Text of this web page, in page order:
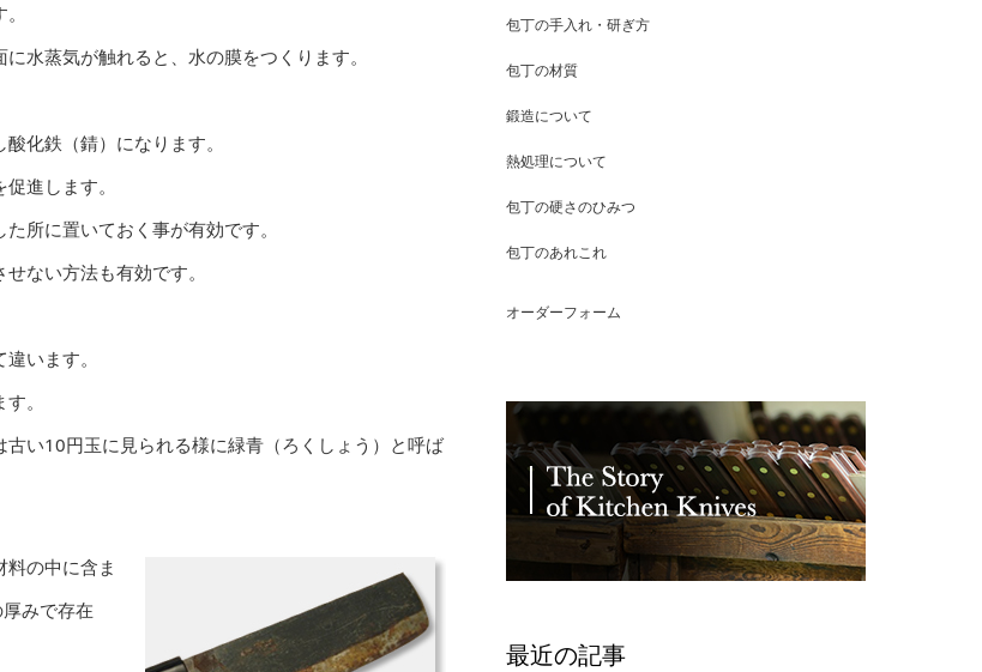
水蒸気が触れると、水の膜をつくります。
化鉄（錆）になります。
進します。
所に置いておく事が有効です。
ない方法も有効です。
います。
。
い10円玉に見られる様に緑青（ろくしょう）と呼ば
の中に含ま
みで存在
包丁の手入れ・研ぎ方
包丁の材質
鍛造について
熱処理について
包丁の硬さのひみつ
包丁のあれこれ
オーダーフォーム
最近の記事